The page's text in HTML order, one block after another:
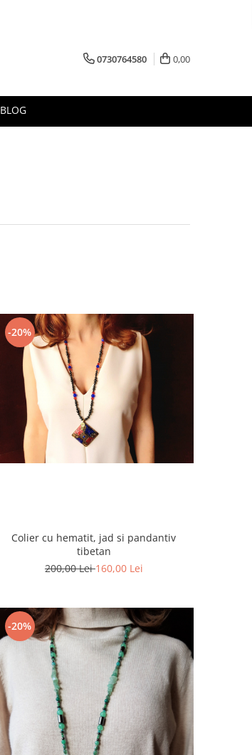
0730764580 0,00
BLOG
-20%
Colier cu hematit, jad si pandantiv
tibetan
200,00 Lei160,00 Lei
-20%